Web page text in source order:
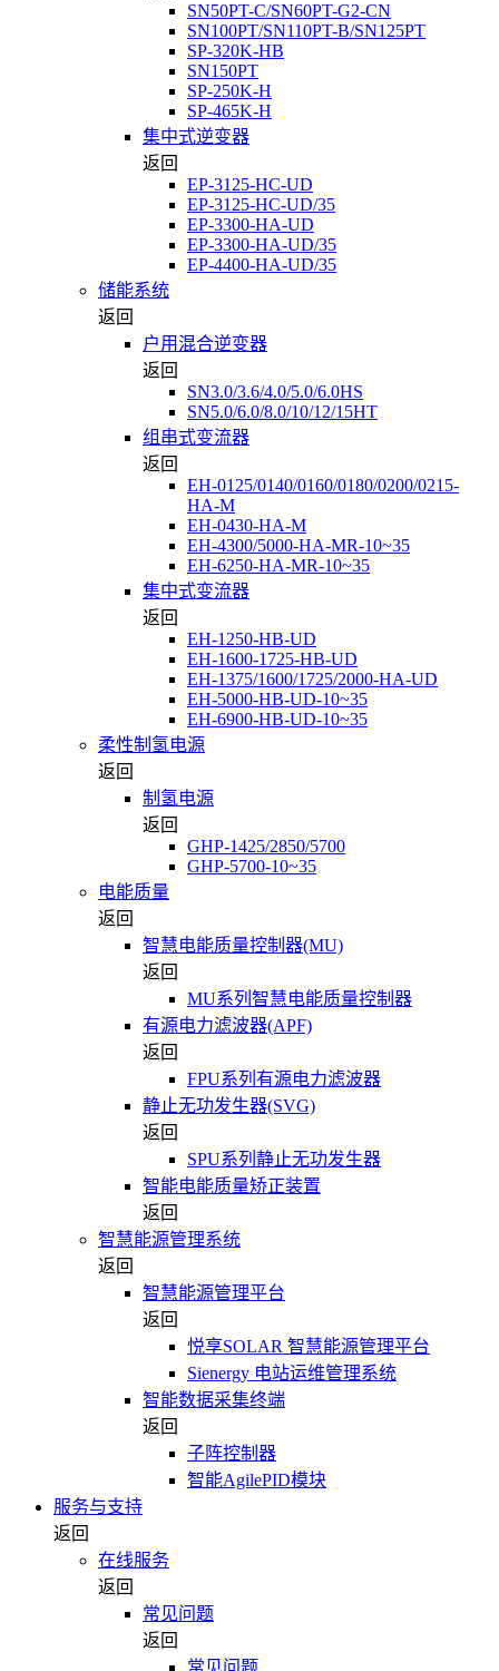
SN50PT-C/SN60PT-G2-CN
SN100PT/SN110PT-B/SN125PT
SP-320K-HB
SN150PT
SP-250K-H
SP-465K-H
集中式逆变器
返回
EP-3125-HC-UD
EP-3125-HC-UD/35
EP-3300-HA-UD
EP-3300-HA-UD/35
EP-4400-HA-UD/35
储能系统
返回
户用混合逆变器
返回
SN3.0/3.6/4.0/5.0/6.0HS
SN5.0/6.0/8.0/10/12/15HT
组串式变流器
返回
EH-0125/0140/0160/0180/0200/0215-
HA-M
EH-0430-HA-M
EH-4300/5000-HA-MR-10~35
EH-6250-HA-MR-10~35
集中式变流器
返回
EH-1250-HB-UD
EH-1600-1725-HB-UD
EH-1375/1600/1725/2000-HA-UD
EH-5000-HB-UD-10~35
EH-6900-HB-UD-10~35
柔性制氢电源
返回
制氢电源
返回
GHP-1425/2850/5700
GHP-5700-10~35
电能质量
返回
智慧电能质量控制器(MU)
返回
MU系列智慧电能质量控制器
有源电力滤波器(APF)
返回
FPU系列有源电力滤波器
静止无功发生器(SVG)
返回
SPU系列静止无功发生器
智能电能质量矫正装置
返回
智慧能源管理系统
返回
智慧能源管理平台
返回
悦享SOLAR 智慧能源管理平台
Sienergy 电站运维管理系统
智能数据采集终端
返回
子阵控制器
智能AgilePID模块
服务与支持
返回
在线服务
返回
常见问题
返回
常见问题